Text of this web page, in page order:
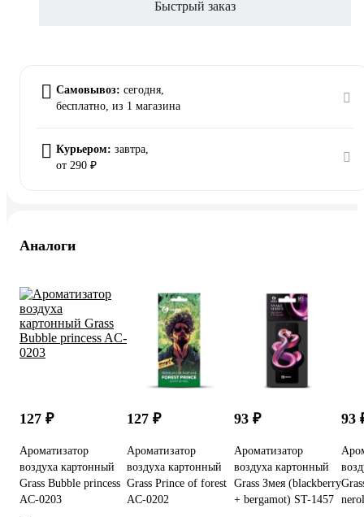
Быстрый заказ
Самовывоз: сегодня,
бесплатно, из 1 магазина
Курьером: завтра,
от 290 ₽
Аналоги
127 ₽
Ароматизатор
воздуха картонный
Grass Bubble princess
AC-0203
127 ₽
Ароматизатор
воздуха картонный
Grass Prince of forest
AC-0202
93 ₽
Ароматизатор
воздуха картонный
Grass Змея (blackberry
+ bergamot) ST-1457
93